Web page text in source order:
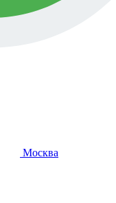
Москва